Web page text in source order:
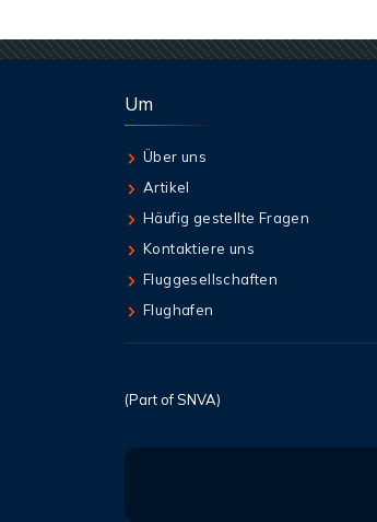
Um
Über uns
Artikel
Häufig gestellte Fragen
Kontaktiere uns
Fluggesellschaften
Flughafen
(Part of SNVA)